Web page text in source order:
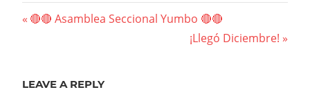
Navegación
entradas
Previous
🔴🔴 Asamblea Seccional Yumbo 🔴🔴
Next
¡Llegó Diciembre!
LEAVE A REPLY